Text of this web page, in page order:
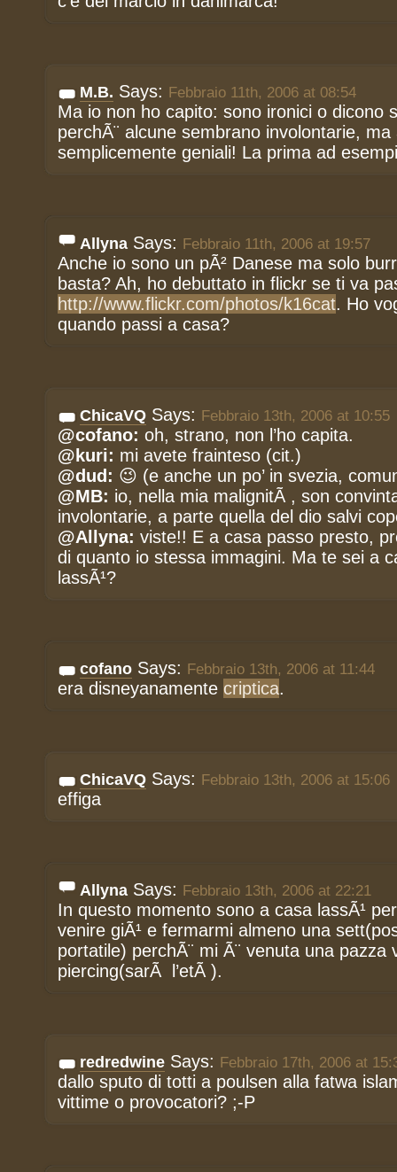
M.B. Says: Febbraio 11th, 2006 at 08:54
Ma io non ho capito: sono ironici o dicono
perchÃ¨ alcune sembrano involontarie,
semplicemente geniali! La prima ad
Allyna Says: Febbraio 11th, 2006 at 19:57
Anche io sono un pÃ² Danese ma solo
basta? Ah, ho debuttato in flickr se ti va
http://www.flickr.com/photos/k16cat. Ho
quando passi a casa?
ChicaVQ Says: Febbraio 13th, 2006 at 10:55
@cofano: oh, strano, non l’ho capita.
@kuri: mi avete frainteso (cit.)
@dud: 😉 (e anche un po’ in svezia,
@MB: io, nella mia malignitÃ , son
involontarie, a parte quella del dio salvi
@Allyna: viste!! E a casa passo presto,
di quanto io stessa immagini. Ma te sei a
lassÃ¹?
cofano Says: Febbraio 13th, 2006 at 11:44
era disneyanamente criptica.
ChicaVQ Says: Febbraio 13th, 2006 at 15:06
effiga
Allyna Says: Febbraio 13th, 2006 at 22:21
In questo momento sono a casa lassÃ¹
venire giÃ¹ e fermarmi almeno una
portatile) perchÃ¨ mi Ã¨ venuta una pazza
piercing(sarÃ l’etÃ ).
redredwine Says: Febbraio 17th, 2006 at
dallo sputo di totti a poulsen alla fatwa
vittime o provocatori? ;-P